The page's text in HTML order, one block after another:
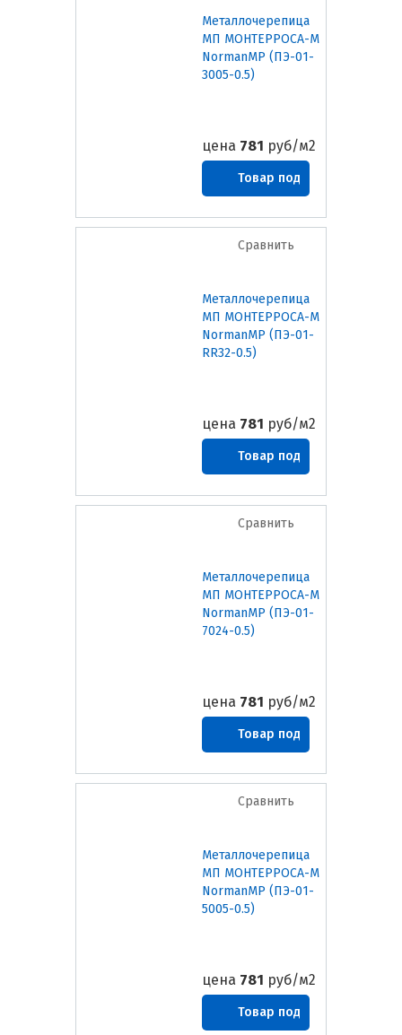
Металлочерепица
МП МОНТЕРРОСА-M
NormanMP (ПЭ-01-
3005-0.5)
цена 781 руб/м2
Товар под
заказ
Сравнить
Металлочерепица
МП МОНТЕРРОСА-M
NormanMP (ПЭ-01-
RR32-0.5)
цена 781 руб/м2
Товар под
заказ
Сравнить
Металлочерепица
МП МОНТЕРРОСА-M
NormanMP (ПЭ-01-
7024-0.5)
цена 781 руб/м2
Товар под
заказ
Сравнить
Металлочерепица
МП МОНТЕРРОСА-M
NormanMP (ПЭ-01-
5005-0.5)
цена 781 руб/м2
Товар под